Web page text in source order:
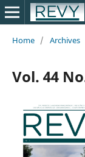
Home / Archives
Vol. 44